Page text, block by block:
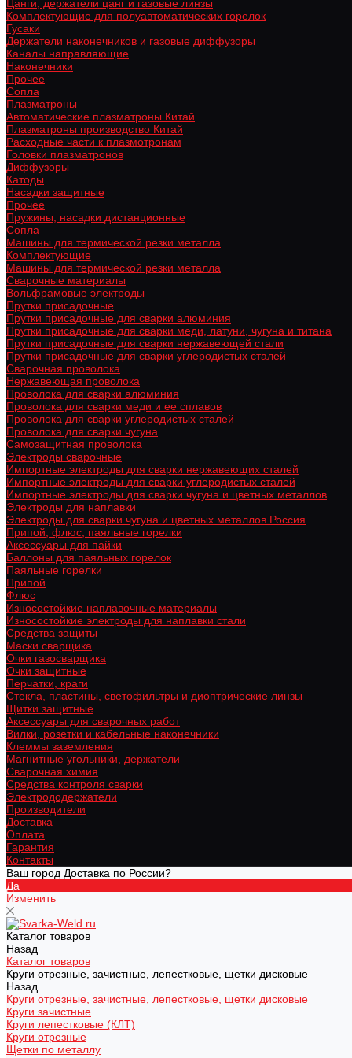
Цанги, держатели цанг и газовые линзы
Комплектующие для полуавтоматических горелок
Гусаки
Держатели наконечников и газовые диффузоры
Каналы направляющие
Наконечники
Прочее
Сопла
Плазматроны
Автоматические плазматроны Китай
Плазматроны производство Китай
Расходные части к плазмотронам
Головки плазматронов
Диффузоры
Катоды
Насадки защитные
Прочее
Пружины, насадки дистанционные
Сопла
Машины для термической резки металла
Комплектующие
Машины для термической резки металла
Сварочные материалы
Вольфрамовые электроды
Прутки присадочные
Прутки присадочные для сварки алюминия
Прутки присадочные для сварки меди, латуни, чугуна и титана
Прутки присадочные для сварки нержавеющей стали
Прутки присадочные для сварки углеродистых сталей
Сварочная проволока
Нержавеющая проволока
Проволока для сварки алюминия
Проволока для сварки меди и ее сплавов
Проволока для сварки углеродистых сталей
Проволока для сварки чугуна
Самозащитная проволока
Электроды сварочные
Импортные электроды для сварки нержавеющих сталей
Импортные электроды для сварки углеродистых сталей
Импортные электроды для сварки чугуна и цветных металлов
Электроды для наплавки
Электроды для сварки чугуна и цветных металлов Россия
Припой, флюс, паяльные горелки
Аксессуары для пайки
Баллоны для паяльных горелок
Паяльные горелки
Припой
Флюс
Износостойкие наплавочные материалы
Износостойкие электроды для наплавки стали
Средства защиты
Маски сварщика
Очки газосварщика
Очки защитные
Перчатки, краги
Стекла, пластины, светофильтры и диоптрические линзы
Щитки защитные
Аксессуары для сварочных работ
Вилки, розетки и кабельные наконечники
Клеммы заземления
Магнитные угольники, держатели
Сварочная химия
Средства контроля сварки
Электрододержатели
Производители
Доставка
Оплата
Гарантия
Контакты
Ваш город Доставка по России?
Да
Изменить
Каталог товаров
Назад
Каталог товаров
Круги отрезные, зачистные, лепестковые, щетки дисковые
Назад
Круги отрезные, зачистные, лепестковые, щетки дисковые
Круги зачистные
Круги лепестковые (КЛТ)
Круги отрезные
Щетки по металлу